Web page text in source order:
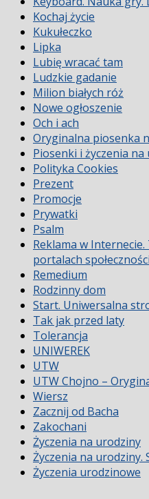
Kochaj życie
Kukułeczko
Lipka
Lubię wracać tam
Ludzkie gadanie
Milion białych róż
Nowe ogłoszenie
Och i ach
Oryginalna piosenka
Piosenki i życzenia
Polityka Cookies
Prezent
Promocje
Prywatki
Psalm
Reklama w
portalach
Remedium
Rodzinny dom
Start. Uniwersalna
Tak jak przed laty
Tolerancja
UNIWEREK
UTW
UTW Chojno –
Wiersz
Zacznij od Bacha
Zakochani
Życzenia na urodziny
Życzenia na urodziny.
Życzenia urodzinowe